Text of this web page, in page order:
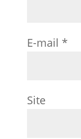
E-mail *
Site